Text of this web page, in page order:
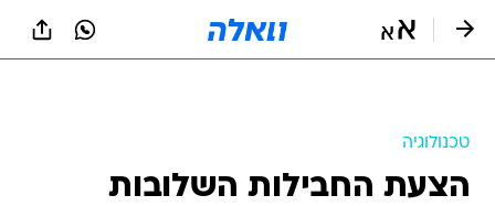
טכנולוגיה
הצעת החבילות השלובות